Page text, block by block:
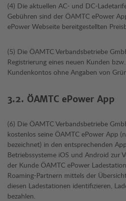
(4) Die aktuellen AC- und DC-
Gebühren sind der ÖAMTC ePower
ePower Webseite bereitgestellten
(5) Die ÖAMTC Verbandsbetriebe
Registrierung eines neuen Kunden
Kundenkontos ohne Angaben von
3.2. ÖAMTC ePower App
(6) Die ÖAMTC Verbandsbetriebe
kostenlos seine ÖAMTC ePower App
bezeichnet) in den entsprechenden
Betriebssysteme iOS und Android zur
der Kunde ÖAMTC ePower
Roaming-Partnern mittels der
diesen Ladestationen identifizieren,
bezahlen.